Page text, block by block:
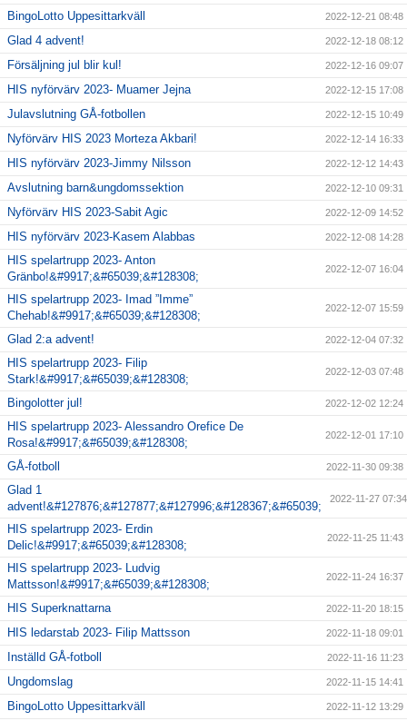
BingoLotto Uppesittarkväll 2022-12-21 08:48
Glad 4 advent! 2022-12-18 08:12
Försäljning jul blir kul! 2022-12-16 09:07
HIS nyförvärv 2023- Muamer Jejna 2022-12-15 17:08
Julavslutning GÅ-fotbollen 2022-12-15 10:49
Nyförvärv HIS 2023 Morteza Akbari! 2022-12-14 16:33
HIS nyförvärv 2023-Jimmy Nilsson 2022-12-12 14:43
Avslutning barn&ungdomssektion 2022-12-10 09:31
Nyförvärv HIS 2023-Sabit Agic 2022-12-09 14:52
HIS nyförvärv 2023-Kasem Alabbas 2022-12-08 14:28
HIS spelartrupp 2023- Anton
Gränbo!&#9917;&#65039;&#128308;
2022-12-07 16:04
HIS spelartrupp 2023- Imad ”Imme”
Chehab!&#9917;&#65039;&#128308;
2022-12-07 15:59
Glad 2:a advent! 2022-12-04 07:32
HIS spelartrupp 2023- Filip
Stark!&#9917;&#65039;&#128308;
2022-12-03 07:48
Bingolotter jul! 2022-12-02 12:24
HIS spelartrupp 2023- Alessandro Orefice De
Rosa!&#9917;&#65039;&#128308;
2022-12-01 17:10
GÅ-fotboll 2022-11-30 09:38
Glad 1
advent!&#127876;&#127877;&#127996;&#128367;&#65039;
2022-11-27 07:34
HIS spelartrupp 2023- Erdin
Delic!&#9917;&#65039;&#128308;
2022-11-25 11:43
HIS spelartrupp 2023- Ludvig
Mattsson!&#9917;&#65039;&#128308;
2022-11-24 16:37
HIS Superknattarna 2022-11-20 18:15
HIS ledarstab 2023- Filip Mattsson 2022-11-18 09:01
Inställd GÅ-fotboll 2022-11-16 11:23
Ungdomslag 2022-11-15 14:41
BingoLotto Uppesittarkväll 2022-11-12 13:29